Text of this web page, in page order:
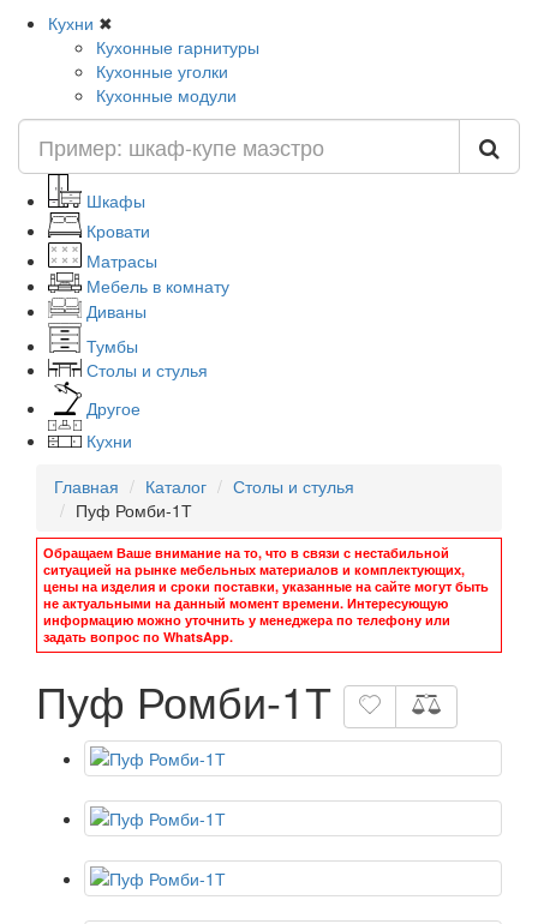
Кухни ✖
Кухонные гарнитуры
Кухонные уголки
Кухонные модули
Шкафы
Кровати
Матрасы
Мебель в комнату
Диваны
Тумбы
Столы и стулья
Другое
Кухни
Главная
Каталог
Столы и стулья
Пуф Ромби-1Т
Обращаем Ваше внимание на то, что в связи с нестабильной
ситуацией на рынке мебельных материалов и комплектующих,
цены на изделия и сроки поставки, указанные на сайте могут быть
не актуальными на данный момент времени. Интересующую
информацию можно уточнить у менеджера по телефону или
задать вопрос по WhatsApp.
Пуф Ромби-1Т